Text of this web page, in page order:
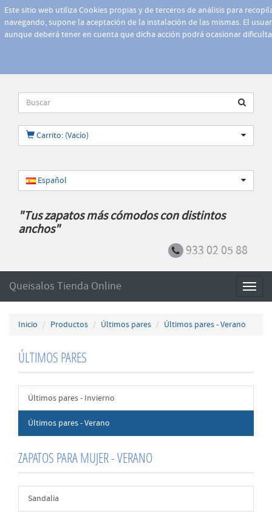
Este sitio web utiliza Cookies propias y de terceros de análisis para
navegando, supone la aceptación de la instalación de las mismas. El
aunque deberá tener en cuenta que dicha acción podrá ocasionar
Carrito: (Vacío)
Español
"Tus zapatos más cómodos con distintos
anchos"
933 02 05 88
Queisalos Tienda Online
Inicio Productos Últimos pares Últimos pares - Verano
ÚLTIMOS PARES
Últimos pares - Invierno
Últimos pares - Verano
ZAPATOS PARA MUJER - VERANO
Sandalia